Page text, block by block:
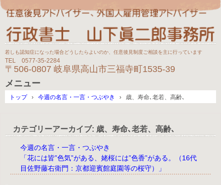
若しも認知症になった場合どうしたらよいのか、任意後見制度ご相談を主に行っています
TEL 0577-35-2284
〒506-0807 岐阜県高山市三福寺町1535-39
メニュー
ン
トップ › 今週の名言・一言・つぶやき › 歳、寿命､老若、高齢､
カテゴリーアーカイブ: 歳、寿命､老若、高齢､
今週の名言・一言・つぶやき
「花には皆”色気”がある、姥桜には”色香”がある。（16代
目佐野藤右衛門：京都迎賓館庭園等の桜守）」